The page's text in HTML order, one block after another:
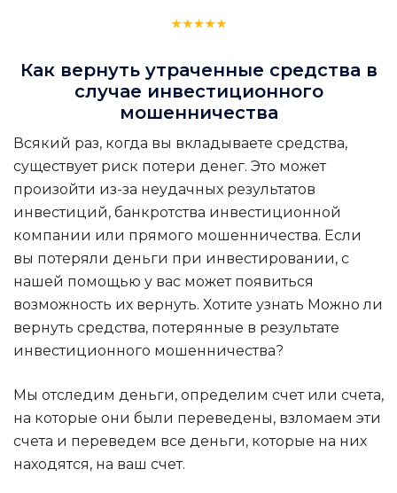
Как вернуть утраченные средства в
случае инвестиционного
мошенничества
Всякий раз, когда вы вкладываете средства,
существует риск потери денег. Это может
произойти из-за неудачных результатов
инвестиций, банкротства инвестиционной
компании или прямого мошенничества. Если
вы потеряли деньги при инвестировании, с
нашей помощью у вас может появиться
возможность их вернуть. Хотите узнать Можно ли
вернуть средства, потерянные в результате
инвестиционного мошенничества?
Мы отследим деньги, определим счет или счета,
на которые они были переведены, взломаем эти
счета и переведем все деньги, которые на них
находятся, на ваш счет.